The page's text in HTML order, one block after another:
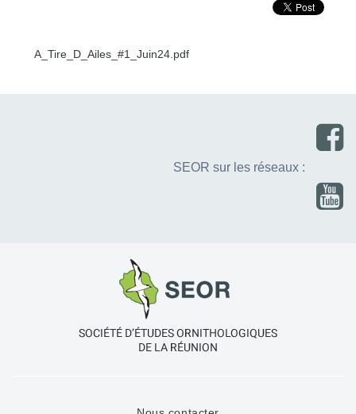
A_Tire_D_Ailes_#1_Juin24.pdf
SEOR sur les réseaux :